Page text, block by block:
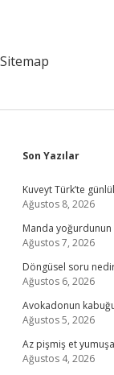
Sitemap
Son Yazılar
Kuveyt Türk’te
Ağustos 8, 2026
Manda
Ağustos 7, 2026
Döngüsel soru
Ağustos 6, 2026
Avokadonun
Ağustos 5, 2026
Az pişmiş et
Ağustos 4, 2026